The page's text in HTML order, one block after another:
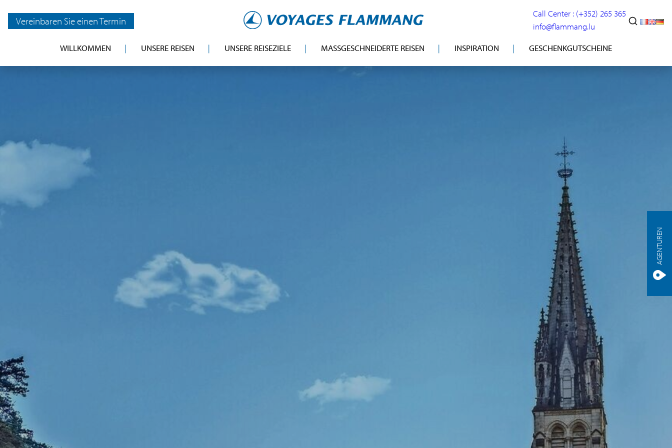
Vereinbaren Sie einen Termin
Call Center : (+352) 265 365
info@flammang.lu
AGENTUREN
WILLKOMMEN UNSERE REISEN UNSERE REISEZIELE MASSGESCHNEIDERTE REISEN INSPIRATION GESCHENKGUTSCHEINE